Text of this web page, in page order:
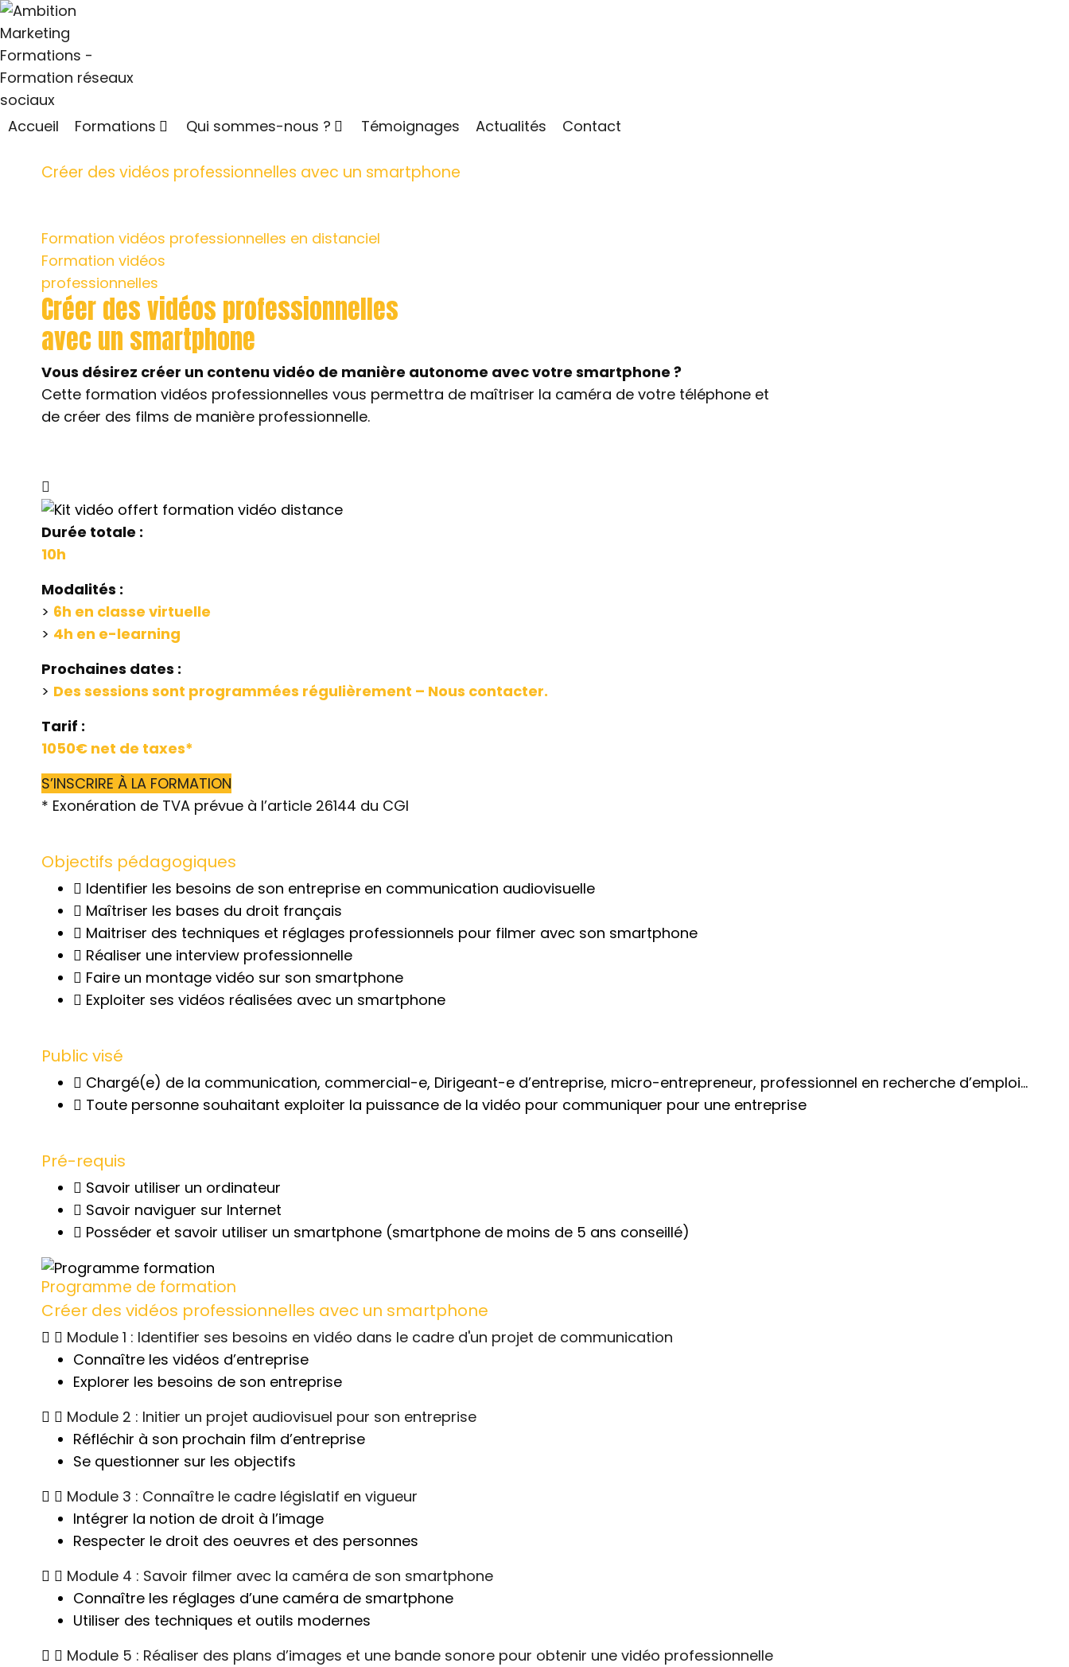
Accueil Formations Qui sommes-nous ? Témoignages Actualités Contact
Créer des vidéos professionnelles avec un smartphone
Formation vidéos professionnelles en distanciel
Formation vidéos
professionnelles
Créer des vidéos professionnelles
avec un smartphone
Vous désirez créer un contenu vidéo de manière autonome avec votre smartphone ?
Cette formation vidéos professionnelles vous permettra de maîtriser la caméra de votre téléphone et
de créer des films de manière professionnelle.
Durée totale :
10h
Modalités :
> 6h en classe virtuelle
> 4h en e-learning
Prochaines dates :
> Des sessions sont programmées régulièrement – Nous contacter.
Tarif :
1050€ net de taxes*
S’INSCRIRE À LA FORMATION
* Exonération de TVA prévue à l’article 26144 du CGI
Objectifs pédagogiques
Identifier les besoins de son entreprise en communication audiovisuelle
Maîtriser les bases du droit français
Maitriser des techniques et réglages professionnels pour filmer avec son smartphone
Réaliser une interview professionnelle
Faire un montage vidéo sur son smartphone
Exploiter ses vidéos réalisées avec un smartphone
Public visé
Chargé(e) de la communication, commercial-e, Dirigeant-e d’entreprise, micro-entrepreneur, professionnel en recherche d’emploi…
Toute personne souhaitant exploiter la puissance de la vidéo pour communiquer pour une entreprise
Pré-requis
Savoir utiliser un ordinateur
Savoir naviguer sur Internet
Posséder et savoir utiliser un smartphone (smartphone de moins de 5 ans conseillé)
Programme de formation
Créer des vidéos professionnelles avec un smartphone
Module 1 : Identifier ses besoins en vidéo dans le cadre d'un projet de communication
Connaître les vidéos d’entreprise
Explorer les besoins de son entreprise
Module 2 : Initier un projet audiovisuel pour son entreprise
Réfléchir à son prochain film d’entreprise
Se questionner sur les objectifs
Module 3 : Connaître le cadre législatif en vigueur
Intégrer la notion de droit à l’image
Respecter le droit des oeuvres et des personnes
Module 4 : Savoir filmer avec la caméra de son smartphone
Connaître les réglages d’une caméra de smartphone
Utiliser des techniques et outils modernes
Module 5 : Réaliser des plans d’images et une bande sonore pour obtenir une vidéo professionnelle